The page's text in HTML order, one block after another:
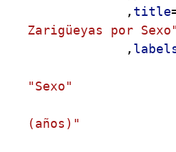
, title
Zarigüeyas por Sexo"
,
"Sexo"
(años)"